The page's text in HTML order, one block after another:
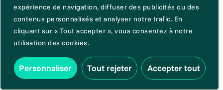
expérience de navigation, diffuser des publicités ou des
contenus personnalisés et analyser notre trafic. En
cliquant sur « Tout accepter », vous consentez à notre
utilisation des cookies.
Personnaliser Tout rejeter Accepter tout